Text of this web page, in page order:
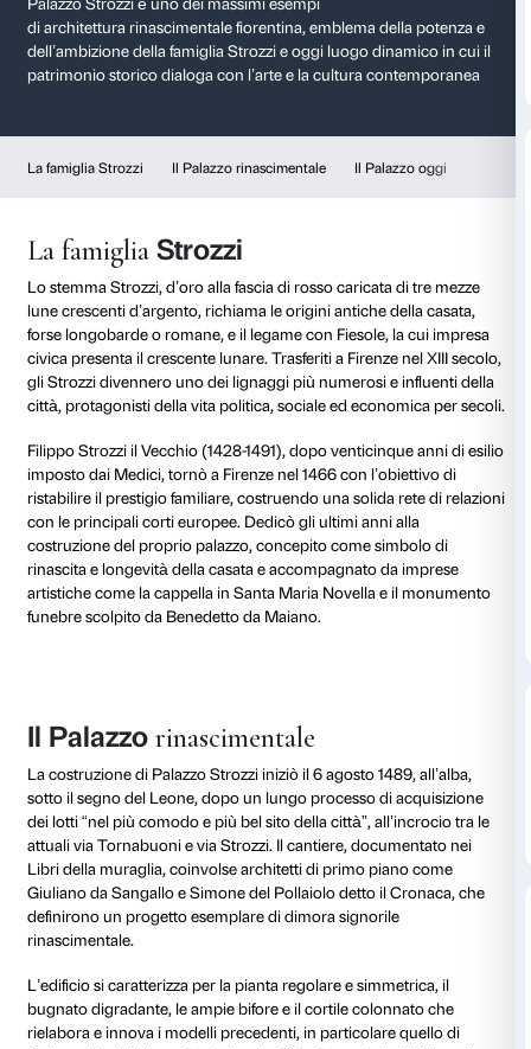
Storia di Palazzo
Palazzo Strozzi è uno dei massimi esempi
dell’ambizione della famiglia Strozzi e oggi luogo
patrimonio storico dialoga con l’arte e la cultura
La famiglia Strozzi Il Palazzo rinascimentale Il
La famigliaStrozzi
Lo stemma Strozzi, d’oro alla fascia di rosso caricata
lune crescenti d’argento, richiama le origini antiche
forse longobarde o romane, e il legame con Fiesole,
Filippo Strozzi il Vecchio (1428-1491), dopo
imposto dai Medici, tornò a Firenze nel 1466 con
ristabilire il prestigio familiare, costruendo una
con le principali corti europee. Dedicò gli ultimi anni
costruzione del proprio palazzo, concepito come
rinascita e longevità della casata e accompagnato
funebre scolpito da Benedetto da Maiano.